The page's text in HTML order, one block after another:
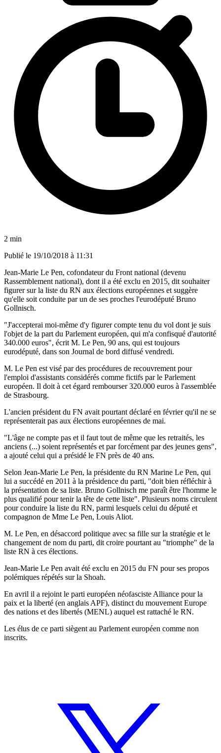
2 min
Publié le 19/10/2018 à 11:31
Jean-Marie Le Pen, cofondateur du Front national (devenu
Rassemblement national), dont il a été exclu en 2015, dit souhaiter
figurer sur la liste du RN aux élections européennes et suggère
qu'elle soit conduite par un de ses proches l'eurodéputé Bruno
Gollnisch.
"J'accepterai moi-même d'y figurer compte tenu du vol dont je suis
l'objet de la part du Parlement européen, qui m'a confisqué d'autorité
340.000 euros", écrit M. Le Pen, 90 ans, qui est toujours
eurodéputé, dans son Journal de bord diffusé vendredi.
M. Le Pen est visé par des procédures de recouvrement pour
l'emploi d'assistants considérés comme fictifs par le Parlement
européen. Il doit à cet égard rembourser 320.000 euros à l'assemblée
de Strasbourg.
L'ancien président du FN avait pourtant déclaré en février qu'il ne se
représenterait pas aux élections européennes de mai.
"L'âge ne compte pas et il faut tout de même que les retraités, les
anciens (...) soient représentés et par forcément par des jeunes gens",
a ajouté celui qui a présidé le FN près de 40 ans.
Selon Jean-Marie Le Pen, la présidente du RN Marine Le Pen, qui
lui a succédé en 2011 à la présidence du parti, "doit bien réfléchir à
la présentation de sa liste. Bruno Gollnisch me paraît être l'homme le
plus qualifié pour tenir la tête de cette liste". Plusieurs noms circulent
pour conduire la liste du RN, parmi lesquels celui du député et
compagnon de Mme Le Pen, Louis Aliot.
M. Le Pen, en désaccord politique avec sa fille sur la stratégie et le
changement de nom du parti, dit croire pourtant au "triomphe" de la
liste RN à ces élections.
Jean-Marie Le Pen avait été exclu en 2015 du FN pour ses propos
polémiques répétés sur la Shoah.
En avril il a rejoint le parti européen néofasciste Alliance pour la
paix et la liberté (en anglais APF), distinct du mouvement Europe
des nations et des libertés (MENL) auquel est rattaché le RN.
Les élus de ce parti siègent au Parlement européen comme non
inscrits.